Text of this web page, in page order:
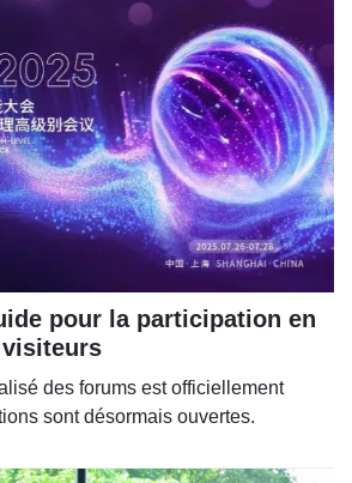
pour la participation en
des forums est officiellement
sont désormais ouvertes.